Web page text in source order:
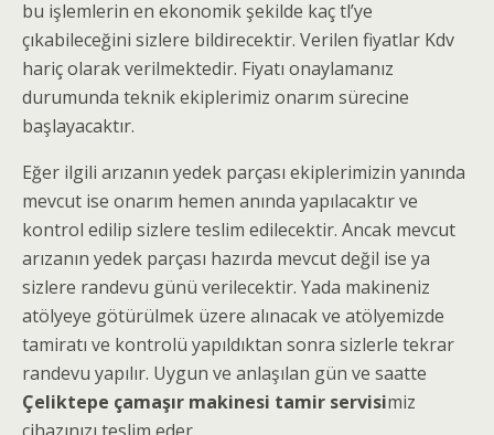
bu işlemlerin en ekonomik şekilde kaç tl’ye
çıkabileceğini sizlere bildirecektir. Verilen fiyatlar Kdv
hariç olarak verilmektedir. Fiyatı onaylamanız
durumunda teknik ekiplerimiz onarım sürecine
başlayacaktır.
Eğer ilgili arızanın yedek parçası ekiplerimizin yanında
mevcut ise onarım hemen anında yapılacaktır ve
kontrol edilip sizlere teslim edilecektir. Ancak mevcut
arızanın yedek parçası hazırda mevcut değil ise ya
sizlere randevu günü verilecektir. Yada makineniz
atölyeye götürülmek üzere alınacak ve atölyemizde
tamiratı ve kontrolü yapıldıktan sonra sizlerle tekrar
randevu yapılır. Uygun ve anlaşılan gün ve saatte
Çeliktepe çamaşır makinesi tamir servisimiz